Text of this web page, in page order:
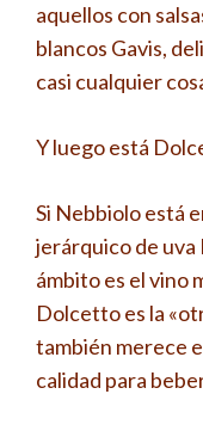
aquellos con
blancos Gavis,
casi cualquier
Y luego está
Si Nebbiolo está
jerárquico de uva
ámbito es el vino
Dolcetto es la
también merece
calidad para